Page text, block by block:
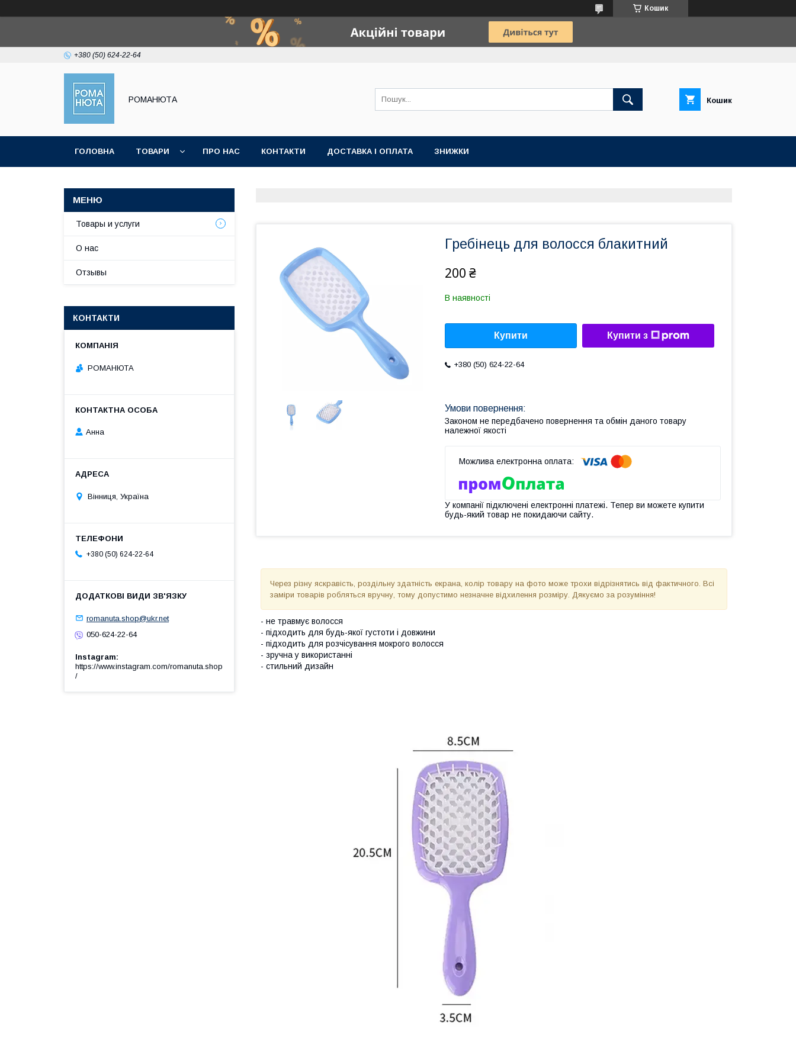
Кошик
+380 (50) 624-22-64
РОМАНЮТА Кошик
ГОЛОВНА ТОВАРИ ПРО НАС КОНТАКТИ ДОСТАВКА І ОПЛАТА ЗНИЖКИ
Гребінець для волосся блакитний
200 ₴
В наявності
Купити Купити з
+380 (50) 624-22-64
Законом не передбачено повернення та обмін даного товару
належної якості
У компанії підключені електронні платежі. Тепер ви можете купити
будь-який товар не покидаючи сайту.
Через різну яскравість, роздільну здатність екрана, колір товару на фото може трохи відрізнятись від фактичного. Всі
заміри товарів робляться вручну, тому допустимо незначне відхилення розміру. Дякуємо за розуміння!
- не травмує волосся
- підходить для будь-якої густоти і довжини
- підходить для розчісування мокрого волосся
- зручна у використанні
- стильний дизайн
Товары и услуги
О нас
Отзывы
КОНТАКТИ
РОМАНЮТА
Анна
Вінниця, Україна
+380 (50) 624-22-64
romanuta.shop@ukr.net
050-624-22-64
Instagram
https://www.instagram.com/romanuta.shop
/